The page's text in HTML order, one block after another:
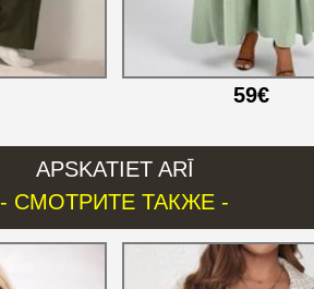
59€
APSKATIET ARĪ
- СМОТРИТЕ ТАКЖЕ -